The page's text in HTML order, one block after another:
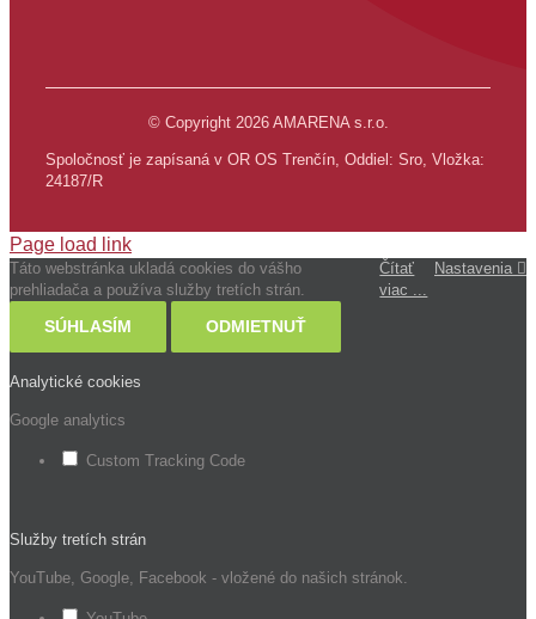
© Copyright 2026 AMARENA s.r.o.
Spoločnosť je zapísaná v OR OS Trenčín, Oddiel: Sro, Vložka:
24187/R
Page load link
Táto webstránka ukladá cookies do vášho
prehliadača a používa služby tretích strán.
Čítať
viac ...
Nastavenia
SÚHLASÍM ODMIETNUŤ
Analytické cookies
Google analytics
Custom Tracking Code
Služby tretích strán
YouTube, Google, Facebook - vložené do našich stránok.